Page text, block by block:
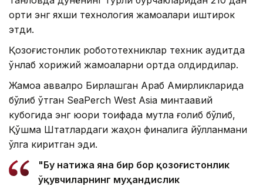
ортиқ энг яхши технология жамоалари иштирок
этди.
Қозоғистонлик робототехниклар техник аудитда
ўнлаб хорижий жамоаларни ортда қолдирдилар.
Жамоа аввалроқ Бирлашган Араб Амирликларида
бўлиб ўтган SeaPerch West Asia минтақавий
кубогида энг юқори тоифада мутлақ ғолиб бўлиб,
Қўшма Штатлардаги жаҳон финалига йўлланмани
қўлга киритган эди.
"Бу натижа яна бир бор қозоғистонлик
ўқувчиларнинг муҳандислик